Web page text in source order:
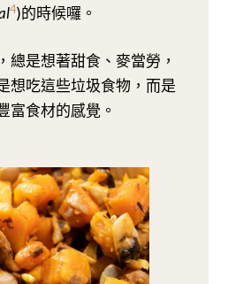
4)的時候囉。
總是想著甜食、麥當勞，
想吃這些垃圾食物，而是
富食材的感覺。